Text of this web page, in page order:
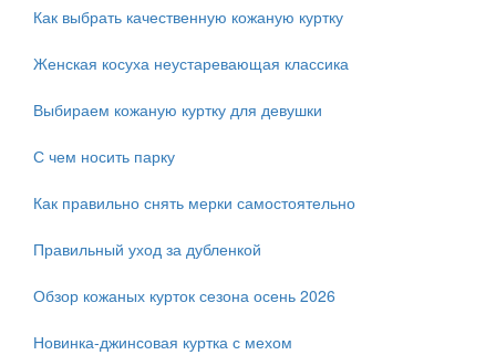
Как выбрать качественную кожаную куртку
Женская косуха неустаревающая классика
Выбираем кожаную куртку для девушки
С чем носить парку
Как правильно снять мерки самостоятельно
Правильный уход за дубленкой
Обзор кожаных курток сезона осень 2026
Новинка-джинсовая куртка с мехом